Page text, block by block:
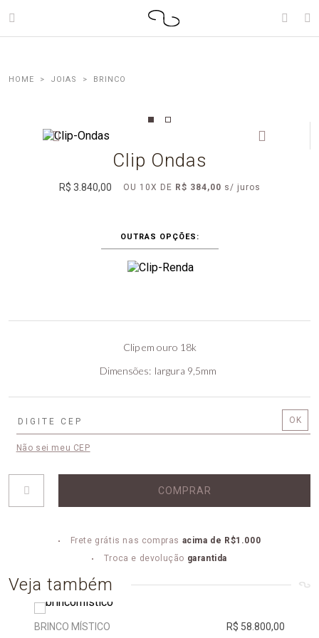
JOIAS BRINCO
Clip Ondas
R$ 3.840,00 OU 10X DE R$ 384,00
OUTRAS OPÇÕES:
Clip em ouro 18k
Dimensões largura 9,5mm
Não sei meu CEP
COMPRAR
Frete grátis nas compras acima de R$1.000
Troca e devolução garantida
Veja também
BRINCO MÍSTICO R$ 58.800,00